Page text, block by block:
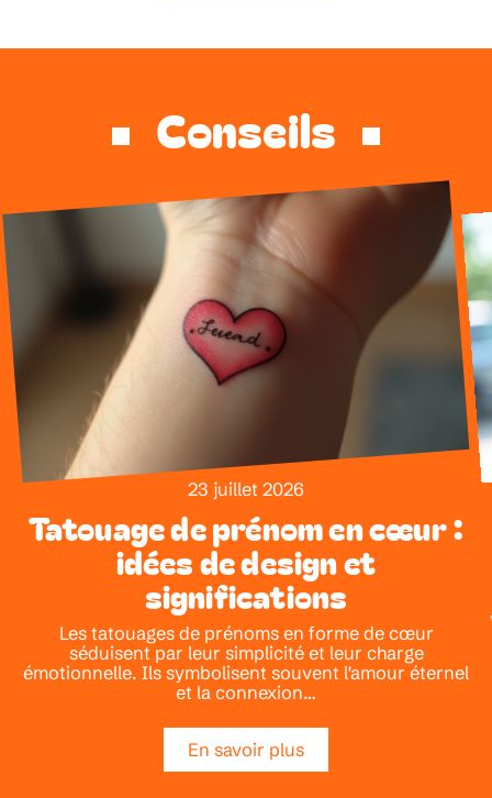
Conseils
23 juillet 2026
Tatouage de prénom en cœur :
idées de design et
significations
Les tatouages de prénoms en forme de cœur
séduisent par leur simplicité et leur charge
émotionnelle. Ils symbolisent souvent l'amour éternel
et la connexion…
En savoir plus